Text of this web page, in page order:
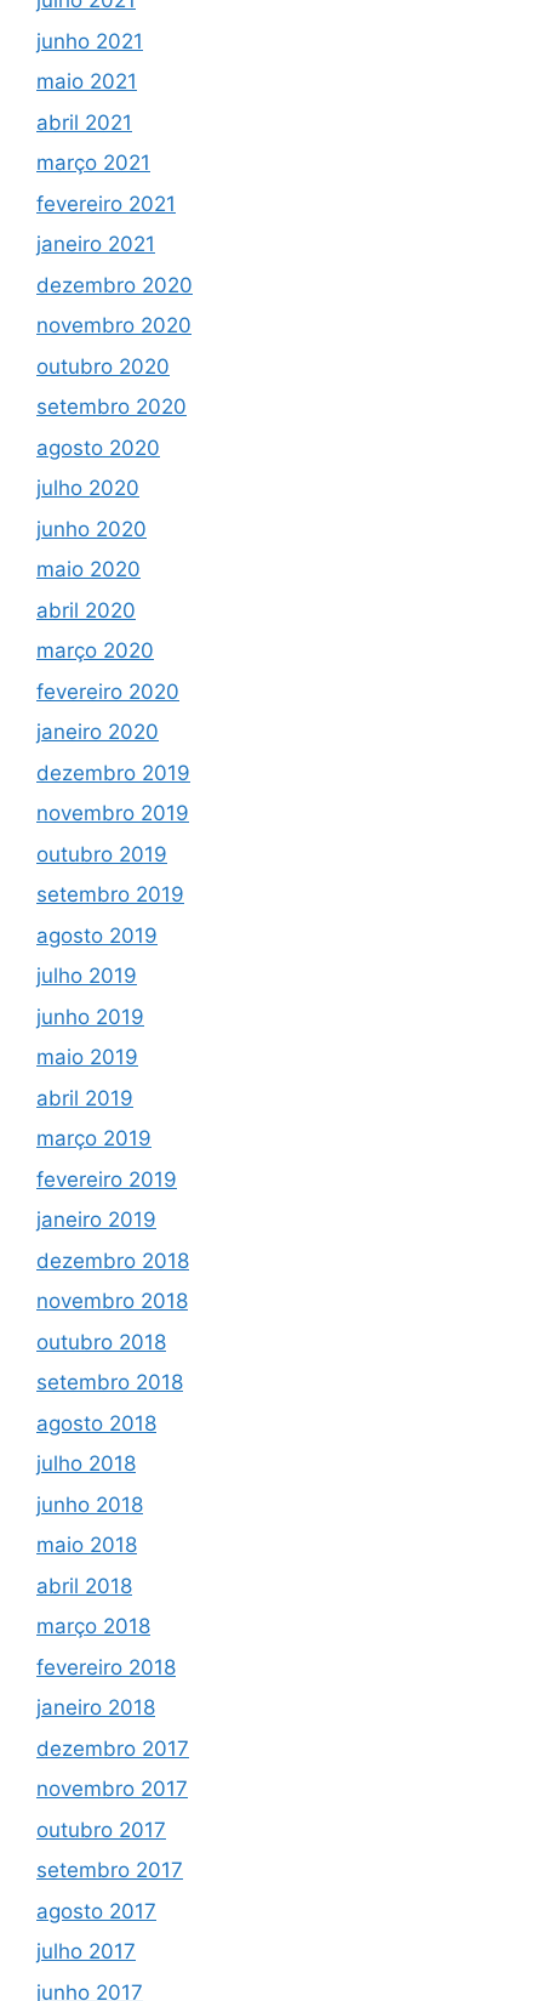
junho 2021
maio 2021
abril 2021
março 2021
fevereiro 2021
janeiro 2021
dezembro 2020
novembro 2020
outubro 2020
setembro 2020
agosto 2020
julho 2020
junho 2020
maio 2020
abril 2020
março 2020
fevereiro 2020
janeiro 2020
dezembro 2019
novembro 2019
outubro 2019
setembro 2019
agosto 2019
julho 2019
junho 2019
maio 2019
abril 2019
março 2019
fevereiro 2019
janeiro 2019
dezembro 2018
novembro 2018
outubro 2018
setembro 2018
agosto 2018
julho 2018
junho 2018
maio 2018
abril 2018
março 2018
fevereiro 2018
janeiro 2018
dezembro 2017
novembro 2017
outubro 2017
setembro 2017
agosto 2017
julho 2017
junho 2017